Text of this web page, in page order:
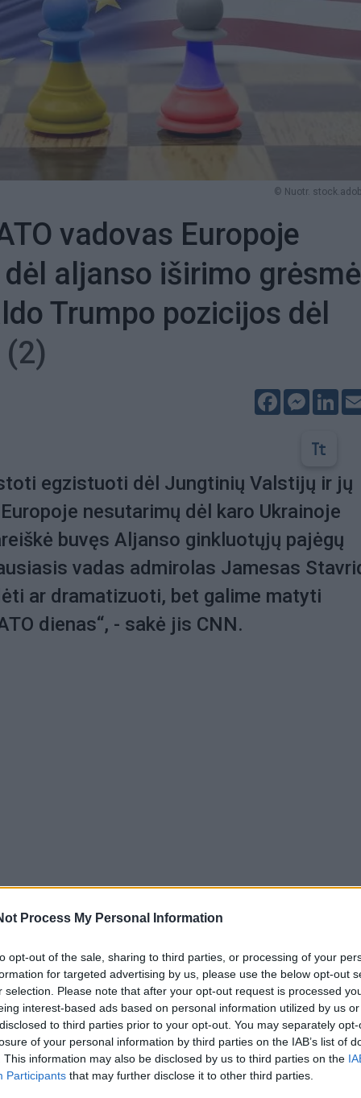
Process My Personal Information
opt-out of the sale, sharing to third parties, or processing of your
for targeted advertising by us, please use the below opt-out
selection. Please note that after your opt-out request is processed
interest-based ads based on personal information utilized by us
to third parties prior to your opt-out. You may separately
of your personal information by third parties on the IAB’s list of
This information may also be disclosed by us to third parties on the
Participants that may further disclose it to other third parties.
© Nuotr.
vadovas Europoje
aljanso iširimo
Trumpo pozicijos dėl
(2)
Facebook
egzistuoti dėl Jungtinių Valstijų ir jų
nesutarimų dėl karo Ukrainoje
buvęs Aljanso ginkluotųjų pajėgų
vadas admirolas Jamesas
ar dramatizuoti, bet galime matyti
dienas“, - sakė jis CNN.
„užpultą demok
Rusijos prezidentą Vladimirą Putiną, kurį jis apibūdino
karą.
aljanso širdį ir peržengia Ukrainos ribas - kyla klausimas,